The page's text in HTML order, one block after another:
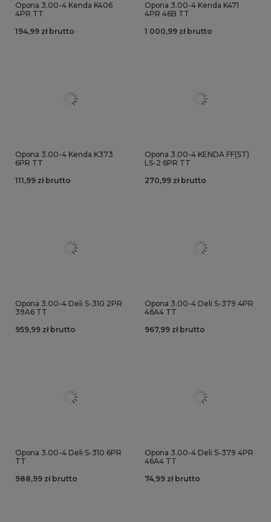
Opona 3.00-4 Kenda K406
4PR TT
194,99 zł brutto
Opona 3.00-4 Kenda K471
4PR 46B TT
1 000,99 zł brutto
Opona 3.00-4 Kenda K373
6PR TT
111,99 zł brutto
Opona 3.00-4 KENDA FF(ST)
LS-2 6PR TT
270,99 zł brutto
Opona 3.00-4 Deli S-310 2PR
39A6 TT
959,99 zł brutto
Opona 3.00-4 Deli S-379 4PR
46A4 TT
967,99 zł brutto
Opona 3.00-4 Deli S-310 6PR
TT
988,99 zł brutto
Opona 3.00-4 Deli S-379 4PR
46A4 TT
74,99 zł brutto